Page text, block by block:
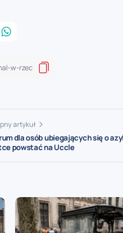
artykuł
dla osób ubiegających się o
powstać na Uccle